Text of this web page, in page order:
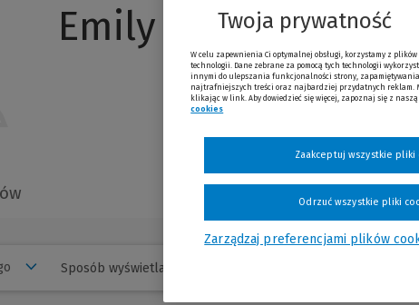
Emily Merrill
Sposób wyświetlania
Twoja prywatność
W celu zapewnienia Ci optymalnej obsługi, korzystamy z
technologii. Dane zebrane za pomocą tych technologii
innymi do ulepszania funkcjonalności strony,
najtrafniejszych treści oraz najbardziej przydatnych reklam.
klikając w link. Aby dowiedzieć się więcej, zapoznaj się z naszą
cookies
Zarządzaj preferencjami plików
Odrzuć wszystkie pliki
Zaakceptuj wszystkie pliki